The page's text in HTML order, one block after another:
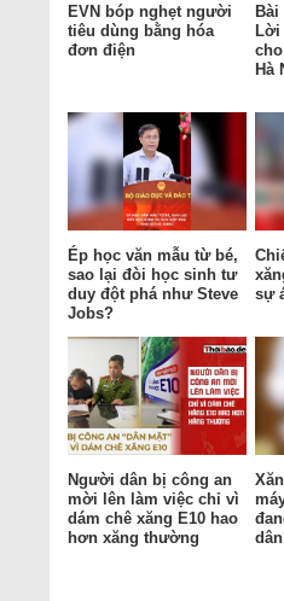
EVN bóp nghẹt người
tiêu dùng bằng hóa
đơn điện
Lời
Hà
Ép học văn mẫu từ bé,
sao lại đòi học sinh tư
duy đột phá như Steve
Jobs?
sự
Người dân bị công an
mời lên làm việc chỉ vì
dám chê xăng E10 hao
hơn xăng thường